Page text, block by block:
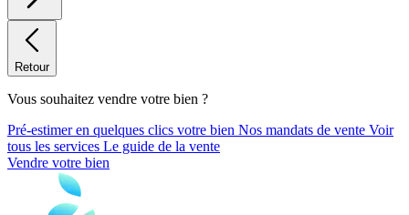
Retour
Vous souhaitez vendre votre bien ?
Pré-estimer en quelques clics votre bien Nos mandats de vente Voir
tous les services Le guide de la vente
Vendre votre bien